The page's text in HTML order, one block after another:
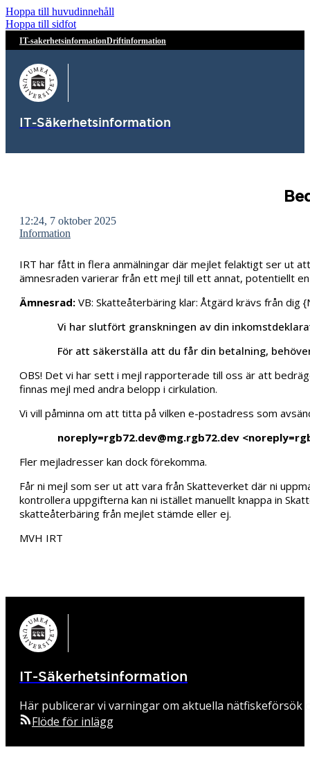
Hoppa till huvudinnehåll
Hoppa till sidfot
IT-sakerhetsinformationDriftinformation
IT-Säkerhetsinformation
12:24, 7 oktober 2025
Information
IRT har fått in flera anmälningar där mejlet felaktigt ser ut
ämnesraden varierar från ett mejl till ett annat, potentiellt
Ämnesrad: VB: Skatteåterbäring klar: Åtgärd krävs från dig
Vi har slutfört granskningen av din
För att säkerställa att du får din betalning,
OBS! Det vi har sett i mejl rapporterade till oss är att
finnas mejl med andra belopp i cirkulation.
Vi vill påminna om att titta på vilken e-postadress som
noreply=rgb72.dev@mg.rgb72.dev
Fler mejladresser kan dock förekomma.
Får ni mejl som ser ut att vara från Skatteverket där ni
kontrollera uppgifterna kan ni istället manuellt knappa in
skatteåterbäring från mejlet stämde eller ej.
MVH IRT
IT-Säkerhetsinformation
Här publicerar vi varningar om aktuella
Flöde för inlägg